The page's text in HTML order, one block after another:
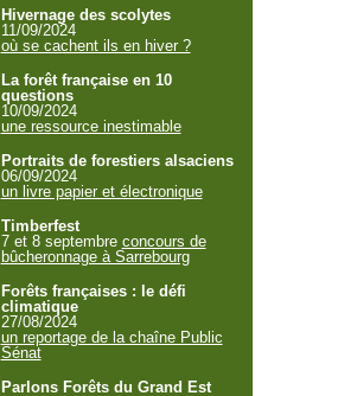
Hivernage des scolytes
11/09/2024
où se cachent ils en hiver ?
La forêt française en 10
questions
10/09/2024
une ressource inestimable
Portraits de forestiers alsaciens
06/09/2024
un livre papier et électronique
Timberfest
7 et 8 septembre concours de
bûcheronnage à Sarrebourg
Forêts françaises : le défi
climatique
27/08/2024
un reportage de la chaîne Public
Sénat
Parlons Forêts du Grand Est